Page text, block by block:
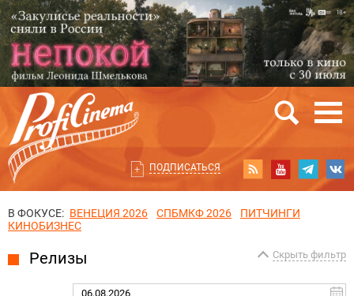
ПОДПИСАТЬСЯ
В ФОКУСЕ: ВЕНЕЦИЯ 2026 СПБМКФ 2026
ПИТЧИНГИ
КИНОБИЗНЕС
Скрыть фильтр
Релизы